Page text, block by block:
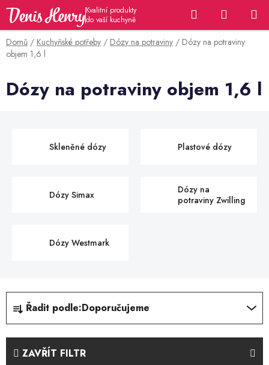
Přejít
obsah
Hledat
KOŠÍK
Domů / Kuchyňské potřeby / Dózy na potraviny / Dózy na potraviny
objem 1,6 l
Dózy na potraviny objem 1,6 l
Skleněné dózy Plastové dózy
Dózy Simax
Dózy na
potraviny Zwilling
Dózy Westmark
Ř
z
Řadit podle:Doporučujeme
ZAVŘÍT FILTR